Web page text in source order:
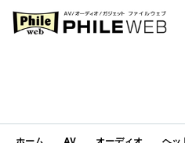
PHILE WEB｜AV/オーディオ/